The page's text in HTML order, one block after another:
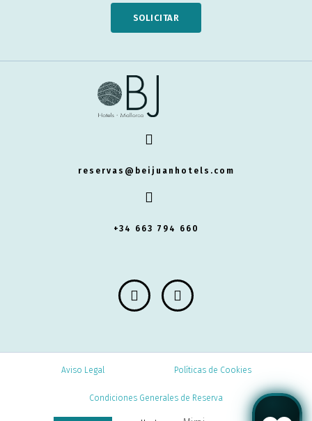
SOLICITAR
reservas@beijuanhotels.com
+34 663 794 660
Aviso Legal Políticas de Cookies
Condiciones Generales de Reserva